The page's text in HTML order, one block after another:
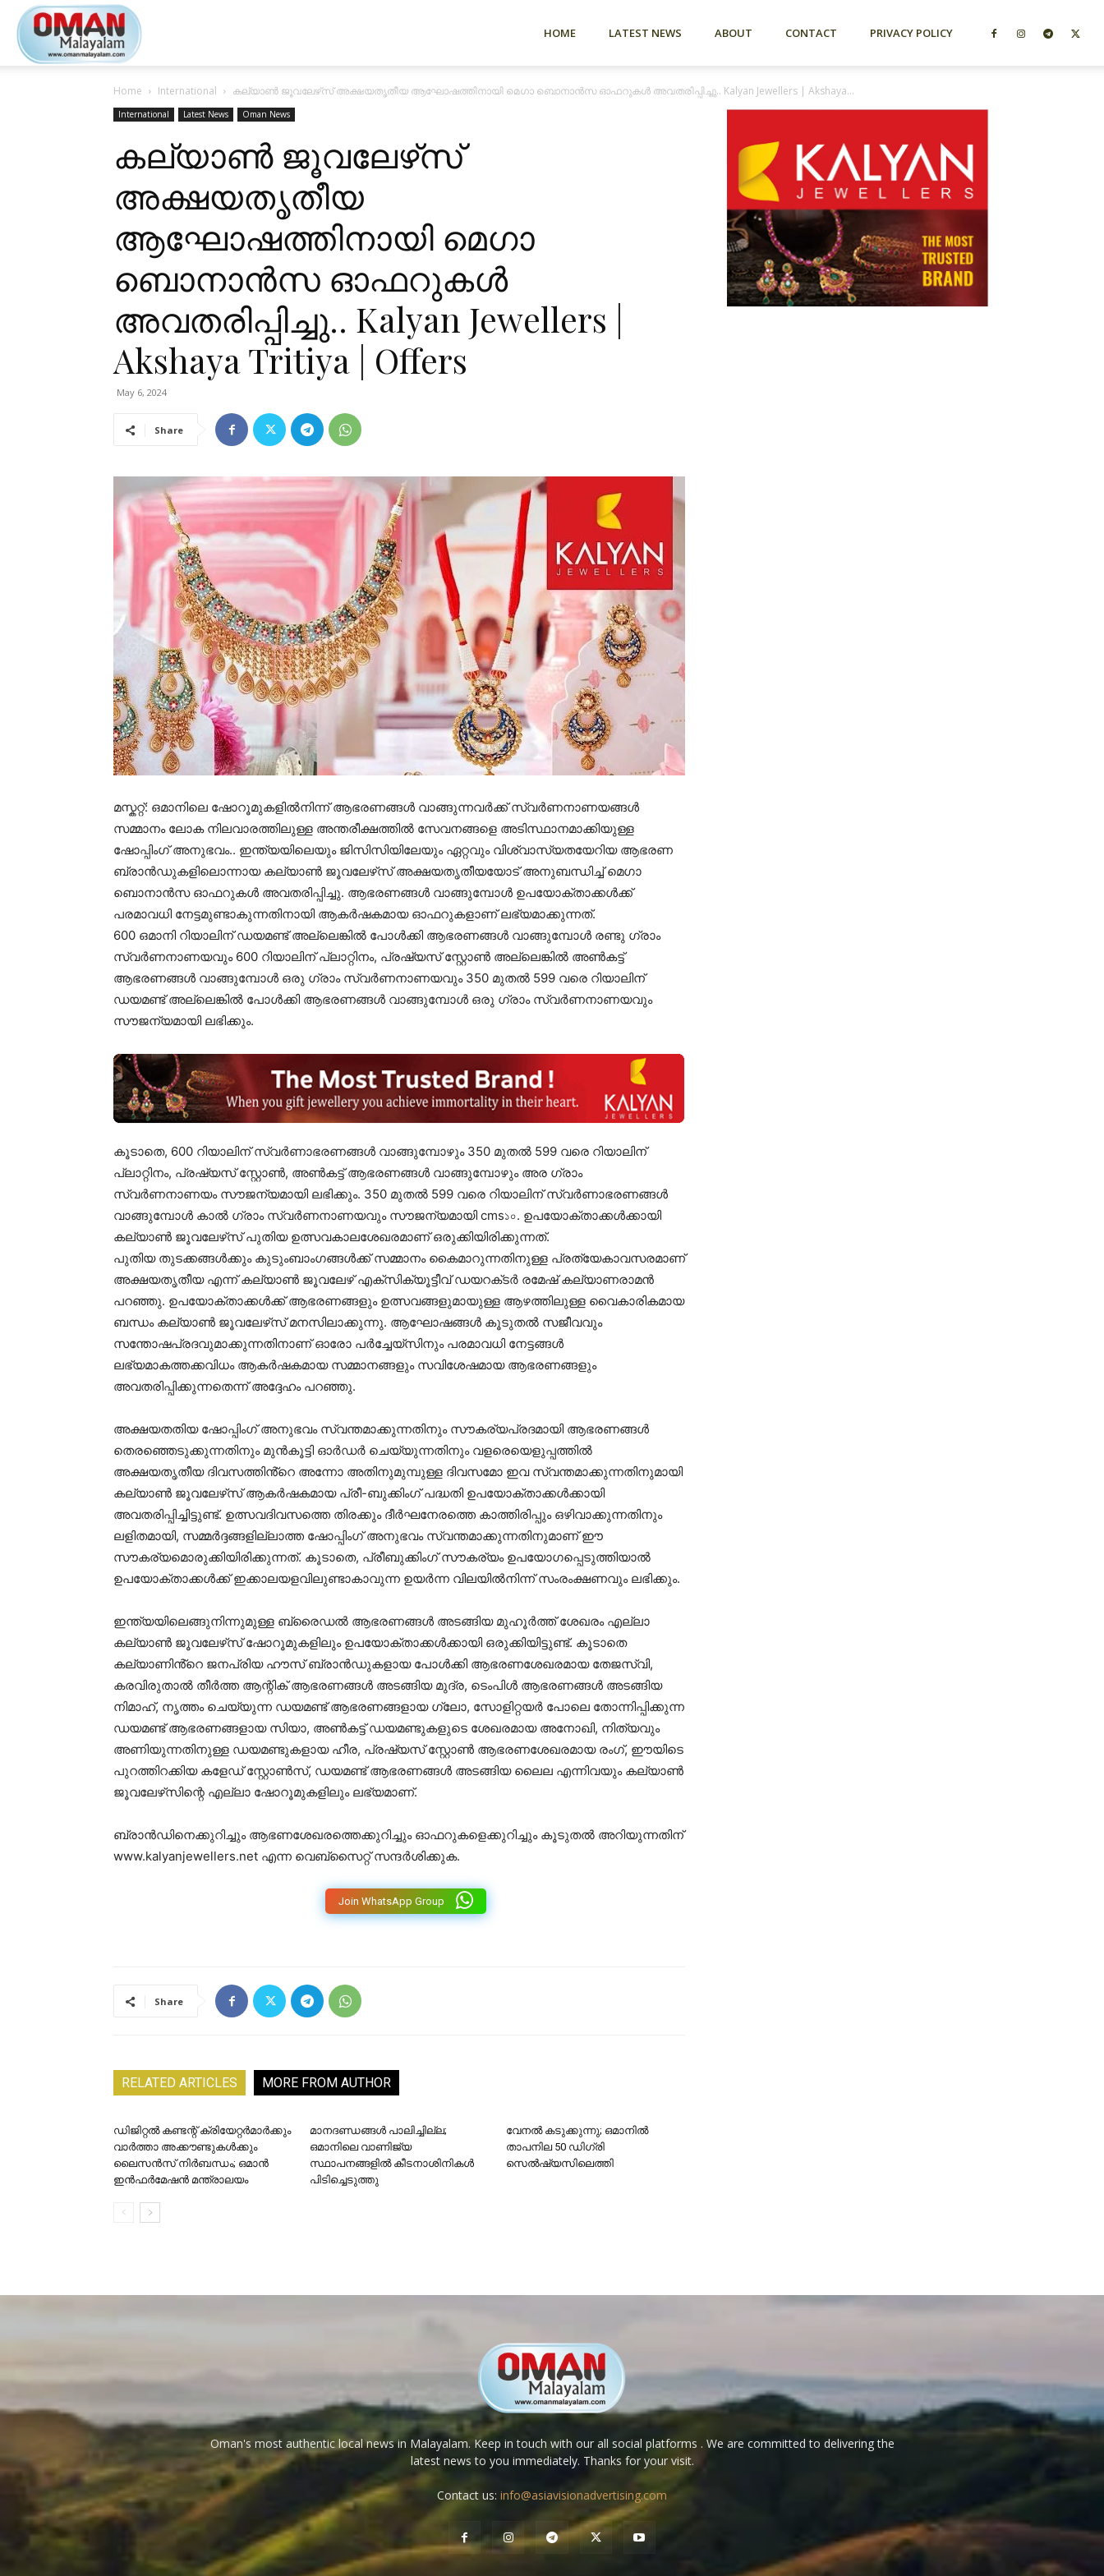
Malayalam
HOME LATEST NEWS ABOUT CONTACT PRIVACY POLICY
Home International കല്യാൺ ജൂവലേഴ്‌സ് അക്ഷയതൃതീയ ആഘോഷത്തിനായി മെഗാ ബൊനാൻസ ഓഫറുകൾ അവതരിപ്പിച്ചു.. Kalyan Jewellers | Akshaya...
International Latest News Oman News
കല്യാൺ ജൂവലേഴ്‌സ്
അക്ഷയതൃതീയ
ആഘോഷത്തിനായി മെഗാ
ബൊനാൻസ ഓഫറുകൾ
അവതരിപ്പിച്ചു.. Kalyan Jewellers |
Akshaya Tritiya | Offers
May 6, 2024
Share
മസ്കറ്റ്: ഒമാനിലെ ഷോറൂമുകളിൽനിന്ന് ആഭരണങ്ങൾ വാങ്ങുന്നവർക്ക് സ്വർണനാണയങ്ങൾ
സമ്മാനം ലോക നിലവാരത്തിലുള്ള അന്തരീക്ഷത്തിൽ സേവനങ്ങളെ അടിസ്ഥാനമാക്കിയുള്ള
ഷോപ്പിംഗ് അനുഭവം.. ഇന്ത്യയിലെയും ജിസിസിയിലേയും ഏറ്റവും വിശ്വാസ്യതയേറിയ ആഭരണ
ബ്രാൻഡുകളിലൊന്നായ കല്യാൺ ജൂവലേഴ്‌സ് അക്ഷയതൃതീയയോട് അനുബന്ധിച്ച് മെഗാ
ബൊനാൻസ ഓഫറുകൾ അവതരിപ്പിച്ചു. ആഭരണങ്ങൾ വാങ്ങുമ്പോൾ ഉപയോക്താക്കൾക്ക്
പരമാവധി നേട്ടമുണ്ടാകുന്നതിനായി ആകർഷകമായ ഓഫറുകളാണ് ലഭ്യമാക്കുന്നത്.
600 ഒമാനി റിയാലിന് ഡയമണ്ട് അല്ലെങ്കിൽ പോൾക്കി ആഭരണങ്ങൾ വാങ്ങുമ്പോൾ രണ്ടു ഗ്രാം
സ്വർണനാണയവും 600 റിയാലിന് പ്ലാറ്റിനം, പ്രഷ്യസ് സ്റ്റോൺ അല്ലെങ്കിൽ അൺകട്ട്
ആഭരണങ്ങൾ വാങ്ങുമ്പോൾ ഒരു ഗ്രാം സ്വർണനാണയവും 350 മുതൽ 599 വരെ റിയാലിന്
ഡയമണ്ട് അല്ലെങ്കിൽ പോൾക്കി ആഭരണങ്ങൾ വാങ്ങുമ്പോൾ ഒരു ഗ്രാം സ്വർണനാണയവും
സൗജന്യമായി ലഭിക്കും.
കൂടാതെ, 600 റിയാലിന് സ്വർണാഭരണങ്ങൾ വാങ്ങുമ്പോഴും 350 മുതൽ 599 വരെ റിയാലിന്
പ്ലാറ്റിനം, പ്രഷ്യസ് സ്റ്റോൺ, അൺകട്ട് ആഭരണങ്ങൾ വാങ്ങുമ്പോഴും അര ഗ്രാം
സ്വർണനാണയം സൗജന്യമായി ലഭിക്കും. 350 മുതൽ 599 വരെ റിയാലിന് സ്വർണാഭരണങ്ങൾ
വാങ്ങുമ്പോൾ കാൽ ഗ്രാം സ്വർണനാണയവും സൗജന്യമായി cms১০. ഉപയോക്താക്കൾക്കായി
കല്യാൺ ജൂവലേഴ്‌സ് പുതിയ ഉത്സവകാലശേഖരമാണ് ഒരുക്കിയിരിക്കുന്നത്.
പുതിയ തുടക്കങ്ങൾക്കും കുടുംബാംഗങ്ങൾക്ക് സമ്മാനം കൈമാറുന്നതിനുള്ള പ്രത്യേകാവസരമാണ്
അക്ഷയതൃതീയ എന്ന് കല്യാൺ ജൂവലേഴ‌് എക്സ‌ിക്യൂട്ടീവ് ഡയറക്‌ടർ രമേഷ്‌ കല്യാണരാമൻ
പറഞ്ഞു. ഉപയോക്താക്കൾക്ക് ആഭരണങ്ങളും ഉത്സവങ്ങളുമായുള്ള ആഴത്തിലുള്ള വൈകാരികമായ
ബന്ധം കല്യാൺ ജൂവലേഴ്‌സ് മനസിലാക്കുന്നു. ആഘോഷങ്ങൾ കൂടുതൽ സജീവവും
സന്തോഷപ്രദവുമാക്കുന്നതിനാണ് ഓരോ പർച്ചേയ്‌സിനും പരമാവധി നേട്ടങ്ങൾ
ലഭ്യമാകത്തക്കവിധം ആകർഷകമായ സമ്മാനങ്ങളും സവിശേഷമായ ആഭരണങ്ങളും
അവതരിപ്പിക്കുന്നതെന്ന് അദ്ദേഹം പറഞ്ഞു.
അക്ഷയതതിയ ഷോപ്പിംഗ് അനുഭവം സ്വന്തമാക്കുന്നതിനും സൗകര്യപ്രദമായി ആഭരണങ്ങൾ
തെരഞ്ഞെടുക്കുന്നതിനും മുൻകൂട്ടി ഓർഡർ ചെയ്യുന്നതിനും വളരെയെളുപ്പത്തിൽ
അക്ഷയതൃതീയ ദിവസത്തിൻ്റെ അന്നോ അതിനുമുമ്പുള്ള ദിവസമോ ഇവ സ്വന്തമാക്കുന്നതിനുമായി
കല്യാൺ ജൂവലേഴ്‌സ് ആകർഷകമായ പ്രീ-ബുക്കിംഗ് പദ്ധതി ഉപയോക്താക്കൾക്കായി
അവതരിപ്പിച്ചിട്ടുണ്ട്. ഉത്സവദിവസത്തെ തിരക്കും ദീർഘനേരത്തെ കാത്തിരിപ്പും ഒഴിവാക്കുന്നതിനും
ലളിതമായി, സമ്മർദ്ദങ്ങളില്ലാത്ത ഷോപ്പിംഗ് അനുഭവം സ്വന്തമാക്കുന്നതിനുമാണ് ഈ
സൗകര്യമൊരുക്കിയിരിക്കുന്നത്. കൂടാതെ, പ്രീബുക്കിംഗ് സൗകര്യം ഉപയോഗപ്പെടുത്തിയാൽ
ഉപയോക്താക്കൾക്ക് ഇക്കാലയളവിലുണ്ടാകാവുന്ന ഉയർന്ന വിലയിൽനിന്ന് സംരംക്ഷണവും ലഭിക്കും.
ഇന്ത്യയിലെങ്ങുനിന്നുമുള്ള ബ്രൈഡൽ ആഭരണങ്ങൾ അടങ്ങിയ മുഹൂർത്ത് ശേഖരം എല്ലാ
കല്യാൺ ജൂവലേഴ്‌സ്‌ ഷോറൂമുകളിലും ഉപയോക്താക്കൾക്കായി ഒരുക്കിയിട്ടുണ്ട്. കൂടാതെ
കല്യാണിൻ്റെ ജനപ്രിയ ഹൗസ് ബ്രാൻഡുകളായ പോൾക്കി ആഭരണശേഖരമായ തേജസ്വി,
കരവിരുതാൽ തീർത്ത ആന്റിക് ആഭരണങ്ങൾ അടങ്ങിയ മുദ്ര, ടെംപിൾ ആഭരണങ്ങൾ അടങ്ങിയ
നിമാഹ്, നൃത്തം ചെയ്യുന്ന ഡയമണ്ട് ആഭരണങ്ങളായ ഗ്ലോ, സോളിറ്റയർ പോലെ തോന്നിപ്പിക്കുന്ന
ഡയമണ്ട് ആഭരണങ്ങളായ സിയാ, അൺകട്ട് ഡയമണ്ടുകളുടെ ശേഖരമായ അനോഖി, നിത്യവും
അണിയുന്നതിനുള്ള ഡയമണ്ടുകളായ ഹീര, പ്രഷ്യസ് സ്റ്റോൺ ആഭരണശേഖരമായ രംഗ്, ഈയിടെ
പുറത്തിറക്കിയ കളേഡ് സ്റ്റോൺസ്, ഡയമണ്ട് ആഭരണങ്ങൾ അടങ്ങിയ ലൈല എന്നിവയും കല്യാൺ
ജൂവലേഴ്‌സിന്റെ എല്ലാ ഷോറൂമുകളിലും ലഭ്യമാണ്.
ബ്രാൻഡിനെക്കുറിച്ചും ആഭണശേഖരത്തെക്കുറിച്ചും ഓഫറുകളെക്കുറിച്ചും കൂടുതൽ അറിയുന്നതിന്
www.kalyanjewellers.net എന്ന വെബ്സൈറ്റ് സന്ദർശിക്കുക.
Join WhatsApp Group
Share
RELATED ARTICLES MORE FROM AUTHOR
ഡിജിറ്റൽ കണ്ടന്റ് ക്രിയേറ്റർമാർക്കും
വാർത്താ അക്കൗണ്ടുകൾക്കും
ലൈസൻസ് നിർബന്ധം; ഒമാൻ
ഇൻഫർമേഷൻ മന്ത്രാലയം
മാനദണ്ഡങ്ങൾ പാലിച്ചില്ല;
ഒമാനിലെ വാണിജ്യ
സ്ഥാപനങ്ങളിൽ കീടനാശിനികൾ
പിടിച്ചെടുത്തു
വേനൽ കടുക്കുന്നു; ഒമാനിൽ
താപനില 50 ഡിഗ്രി
സെൽഷ്യസിലെത്തി
Oman's most authentic local news in Malayalam. Keep in touch with our all social platforms . We are committed to delivering the
latest news to you immediately. Thanks for your visit.
Contact us: info@asiavisionadvertising.com